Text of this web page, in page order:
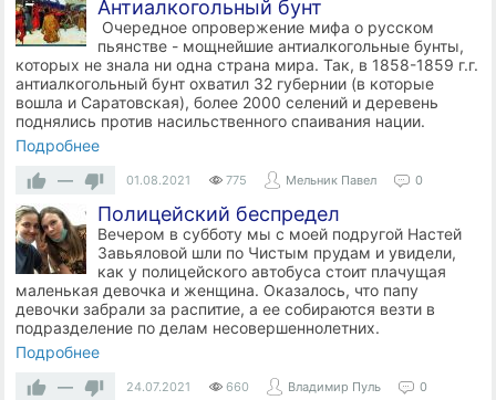
Антиалкогольный бунт
Очередное опровержение мифа о русском
пьянстве - мощнейшие антиалкогольные бунты,
которых не знала ни одна страна мира. Так, в 1858-1859 г.г.
антиалкогольный бунт охватил 32 губернии (в которые
вошла и Саратовская), более 2000 селений и деревень
поднялись против насильственного спаивания нации.
Подробнее
—
01.08.2021 775 Мельник Павел 0
Полицейский беспредел
Вечером в субботу мы с моей подругой Настей
Завьяловой шли по Чистым прудам и увидели,
как у полицейского автобуса стоит плачущая
маленькая девочка и женщина. Оказалось, что папу
девочки забрали за распитие, а ее собираются везти в
подразделение по делам несовершеннолетних.
Подробнее
—
24.07.2021 660 Владимир Пуль 0